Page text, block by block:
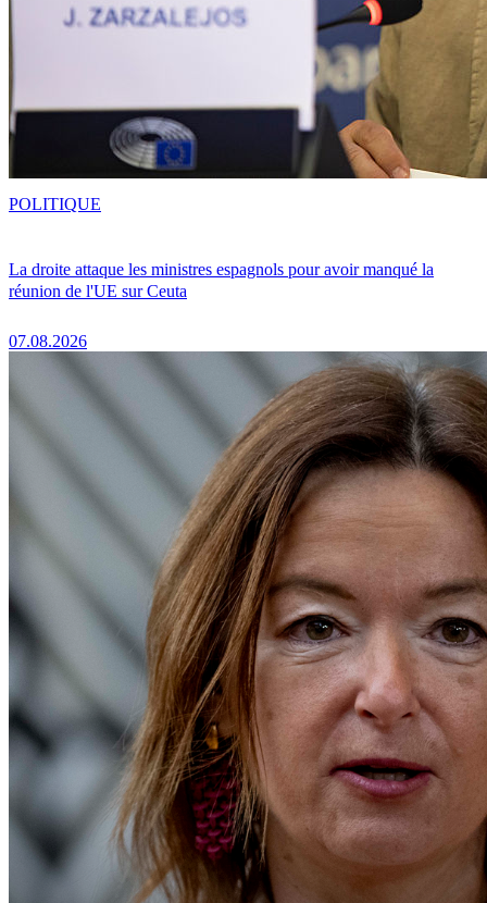
La droite attaque les ministres espagnols pour avoir manqué la
réunion de l'UE sur Ceuta
07.08.2026
POLITIQUE